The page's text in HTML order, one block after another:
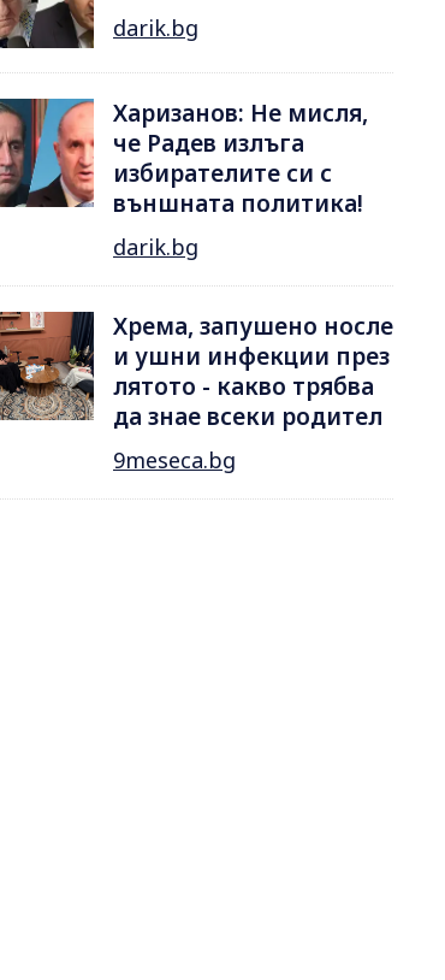
darik.bg
Харизанов: Не мисля,
че Радев излъга
избирателите си с
външната политика!
darik.bg
Хрема, запушено носле
и ушни инфекции през
лятотo - какво трябва
да знае всеки родител
9meseca.bg